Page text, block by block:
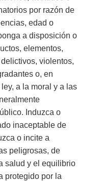
por razón de
edad o
a disposición o
elementos,
violentos,
o, en
a la moral y a las
Induzca o
inaceptable de
o incite a
peligrosas, de
salud y el equilibrio
protegido por la